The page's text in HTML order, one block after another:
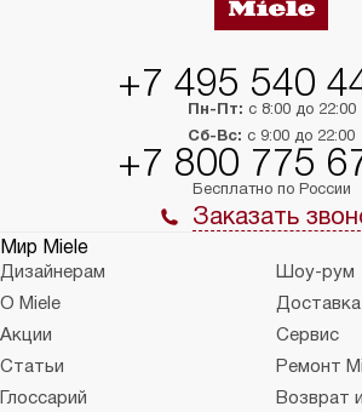
+7 495 540
Пн-Пт: с 8:00 до 22:00
Сб-Вс: с 9:00 до 22:00
+7 800 775
Бесплатно по России
Заказать
Мир Miele
Дизайнерам
Шоу-рум
О Miele
Акции
Сервис
Статьи
Ремонт
Глоссарий
Возврат